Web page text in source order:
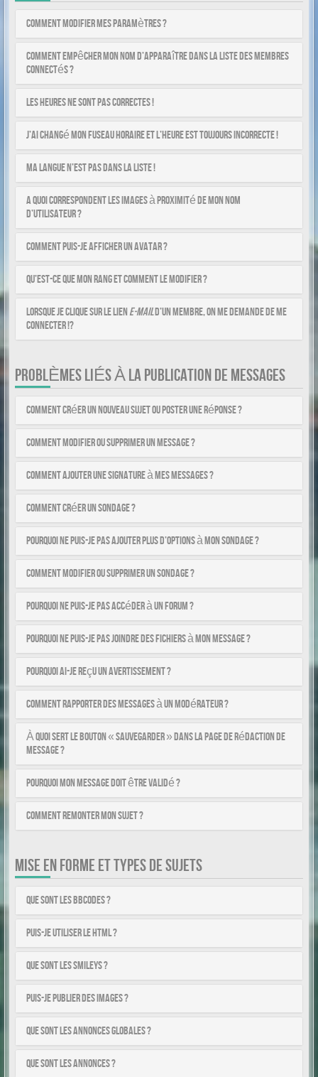
Comment modifier mes paramètres ?
Comment empêcher mon nom d’apparaître dans la liste des membres
connectés ?
Les heures ne sont pas correctes !
J’ai changé mon fuseau horaire et l’heure est toujours incorrecte !
Ma langue n’est pas dans la liste !
A quoi correspondent les images à proximité de mon nom
d’utilisateur ?
Comment puis-je afficher un avatar ?
Qu’est-ce que mon rang et comment le modifier ?
Lorsque je clique sur le liene-maild’un membre, on me demande de me
connecter !?
PROBLÈMES LIÉS À LA PUBLICATION DE MESSAGES
Comment créer un nouveau sujet ou poster une réponse ?
Comment modifier ou supprimer un message ?
Comment ajouter une signature à mes messages ?
Comment créer un sondage ?
Pourquoi ne puis-je pas ajouter plus d’options à mon sondage ?
Comment modifier ou supprimer un sondage ?
Pourquoi ne puis-je pas accéder à un forum ?
Pourquoi ne puis-je pas joindre des fichiers à mon message ?
Pourquoi ai-je reçu un avertissement ?
Comment rapporter des messages à un modérateur ?
À quoi sert le bouton « Sauvegarder » dans la page de rédaction de
message ?
Pourquoi mon message doit être validé ?
Comment remonter mon sujet ?
MISE EN FORME ET TYPES DE SUJETS
Que sont les BBCodes ?
Puis-je utiliser le HTML ?
Que sont les smileys ?
Puis-je publier des images ?
Que sont les annonces globales ?
Que sont les annonces ?